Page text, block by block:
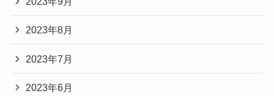
2023年8月
2023年7月
2023年6月